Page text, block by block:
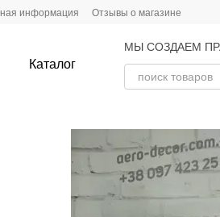
информация Отзывы о магазине
Каталог
МЫ СОЗДАЕМ